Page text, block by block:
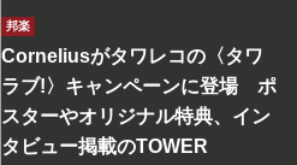
邦楽
Corneliusがタワレコの〈タワ
ラブ!〉キャンペーンに登場 ポ
スターやオリジナル特典、イン
タビュー掲載のTOWER